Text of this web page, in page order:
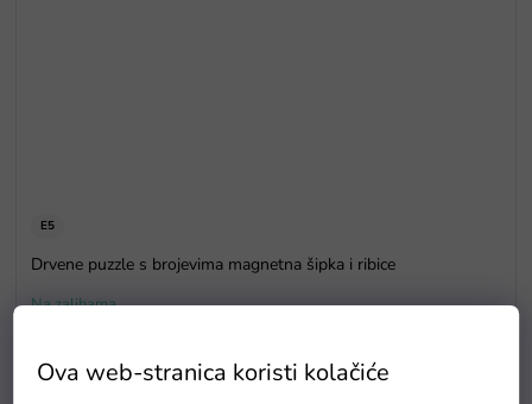
Ova web-stranica koristi kolačiće
E5
Drvene puzzle s brojevima magnetna šipka i ribice
Na zalihama